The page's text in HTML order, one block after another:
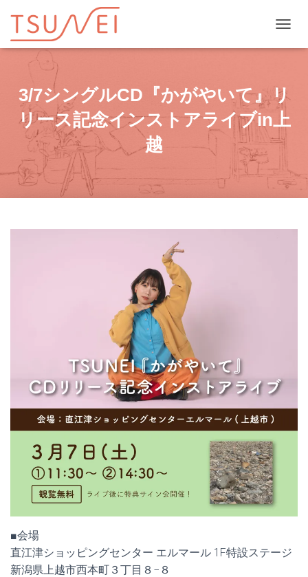
3/7シングルCD『かがやいて』リ
リース記念インストアライブin上
越
■会場
直江津ショッピングセンター エルマール 1F特設ステージ
新潟県上越市西本町３丁目８−８